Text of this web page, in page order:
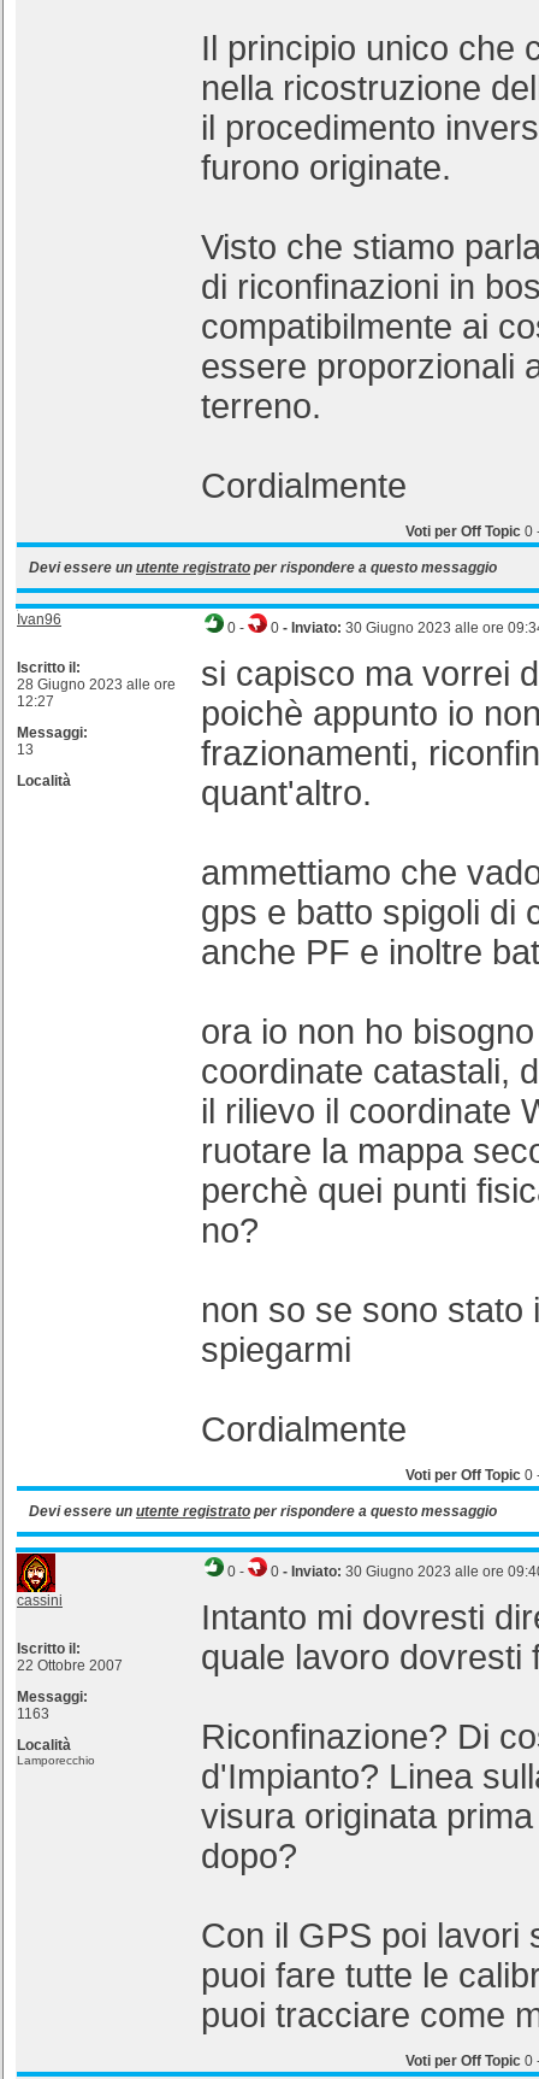
Il principio unico che
nella ricostruzione
il procedimento
furono originate.
Visto che stiamo
di riconfinazioni in
compatibilmente ai
essere proporzionali
terreno.
Cordialmente
Voti per Off Topic 0
Devi essere un utente registrato per rispondere a questo messaggio
Ivan96
Iscritto il:
28 Giugno 2023 alle ore
12:27
Messaggi:
13
Località
0 - 0 - Inviato: 30 Giugno 2023 alle ore
si capisco ma vorrei
poichè appunto io
frazionamenti,
quant'altro.
ammettiamo che
gps e batto spigoli di
anche PF e inoltre
ora io non ho
coordinate catastali,
il rilievo il coordinate
ruotare la mappa
perchè quei punti
no?
non so se sono stato
spiegarmi
Cordialmente
Voti per Off Topic 0
Devi essere un utente registrato per rispondere a questo messaggio
cassini
Iscritto il:
22 Ottobre 2007
Messaggi:
1163
Località
Lamporecchio
0 - 0 - Inviato: 30 Giugno 2023 alle ore
Intanto mi dovresti
quale lavoro dovresti
Riconfinazione? Di
d'Impianto? Linea
visura originata
dopo?
Con il GPS poi lavori
puoi fare tutte le
puoi tracciare come
Voti per Off Topic 0